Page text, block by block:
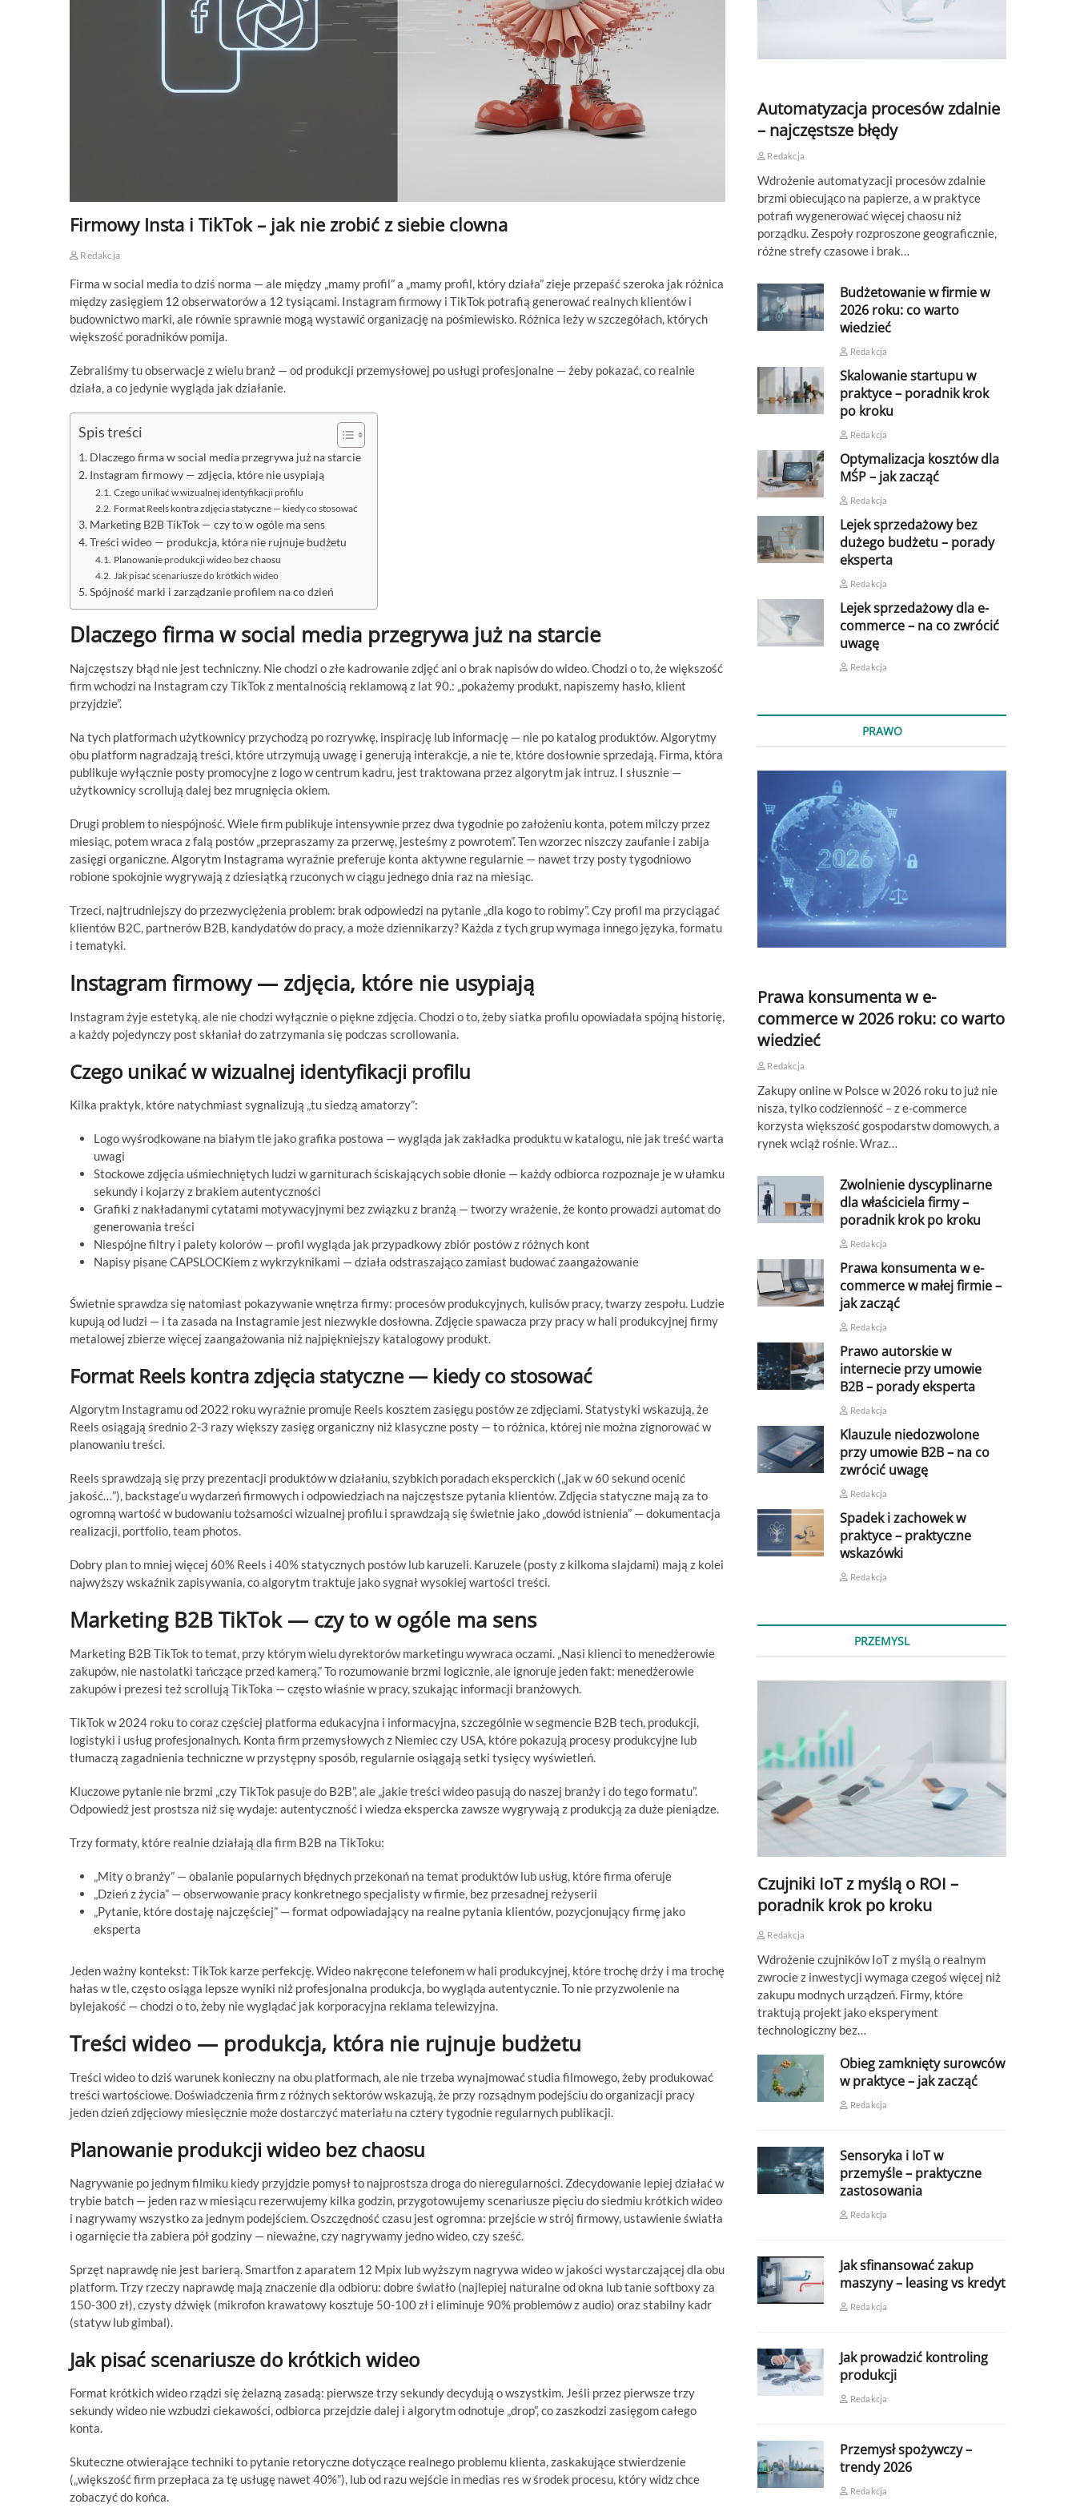
Firmowy Insta i TikTok – jak nie zrobić z siebie clowna
Redakcja
Firma w social media to dziś norma — ale między „mamy profil” a „mamy profil, który działa” zieje przepaść szeroka jak różnica
między zasięgiem 12 obserwatorów a 12 tysiącami. Instagram firmowy i TikTok potrafią generować realnych klientów i
budownictwo marki, ale równie sprawnie mogą wystawić organizację na pośmiewisko. Różnica leży w szczegółach, których
większość poradników pomija.
Zebraliśmy tu obserwacje z wielu branż — od produkcji przemysłowej po usługi profesjonalne — żeby pokazać, co realnie
działa, a co jedynie wygląda jak działanie.
Spis treści
Dlaczego firma w social media przegrywa już na starcie
Instagram firmowy — zdjęcia, które nie usypiają
Czego unikać w wizualnej identyfikacji profilu
Format Reels kontra zdjęcia statyczne — kiedy co stosować
Marketing B2B TikTok — czy to w ogóle ma sens
Treści wideo — produkcja, która nie rujnuje budżetu
Planowanie produkcji wideo bez chaosu
Jak pisać scenariusze do krótkich wideo
Spójność marki i zarządzanie profilem na co dzień
Dlaczego firma w social media przegrywa już na starcie
Najczęstszy błąd nie jest techniczny. Nie chodzi o złe kadrowanie zdjęć ani o brak napisów do wideo. Chodzi o to, że większość
firm wchodzi na Instagram czy TikTok z mentalnością reklamową z lat 90.: „pokażemy produkt, napiszemy hasło, klient
przyjdzie”.
Na tych platformach użytkownicy przychodzą po rozrywkę, inspirację lub informację — nie po katalog produktów. Algorytmy
obu platform nagradzają treści, które utrzymują uwagę i generują interakcje, a nie te, które dosłownie sprzedają. Firma, która
publikuje wyłącznie posty promocyjne z logo w centrum kadru, jest traktowana przez algorytm jak intruz. I słusznie —
użytkownicy scrollują dalej bez mrugnięcia okiem.
Drugi problem to niespójność. Wiele firm publikuje intensywnie przez dwa tygodnie po założeniu konta, potem milczy przez
miesiąc, potem wraca z falą postów „przepraszamy za przerwę, jesteśmy z powrotem”. Ten wzorzec niszczy zaufanie i zabija
zasięgi organiczne. Algorytm Instagrama wyraźnie preferuje konta aktywne regularnie — nawet trzy posty tygodniowo
robione spokojnie wygrywają z dziesiątką rzuconych w ciągu jednego dnia raz na miesiąc.
Trzeci, najtrudniejszy do przezwyciężenia problem: brak odpowiedzi na pytanie „dla kogo to robimy”. Czy profil ma przyciągać
klientów B2C, partnerów B2B, kandydatów do pracy, a może dziennikarzy? Każda z tych grup wymaga innego języka, formatu
i tematyki.
Instagram firmowy — zdjęcia, które nie usypiają
Instagram żyje estetyką, ale nie chodzi wyłącznie o piękne zdjęcia. Chodzi o to, żeby siatka profilu opowiadała spójną historię,
a każdy pojedynczy post skłaniał do zatrzymania się podczas scrollowania.
Czego unikać w wizualnej identyfikacji profilu
Kilka praktyk, które natychmiast sygnalizują „tu siedzą amatorzy”:
Logo wyśrodkowane na białym tle jako grafika postowa — wygląda jak zakładka produktu w katalogu, nie jak treść warta
uwagi
Stockowe zdjęcia uśmiechniętych ludzi w garniturach ściskających sobie dłonie — każdy odbiorca rozpoznaje je w ułamku
sekundy i kojarzy z brakiem autentyczności
Grafiki z nakładanymi cytatami motywacyjnymi bez związku z branżą — tworzy wrażenie, że konto prowadzi automat do
generowania treści
Niespójne filtry i palety kolorów — profil wygląda jak przypadkowy zbiór postów z różnych kont
Napisy pisane CAPSLOCKiem z wykrzyknikami — działa odstraszająco zamiast budować zaangażowanie
Świetnie sprawdza się natomiast pokazywanie wnętrza firmy: procesów produkcyjnych, kulisów pracy, twarzy zespołu. Ludzie
kupują od ludzi — i ta zasada na Instagramie jest niezwykle dosłowna. Zdjęcie spawacza przy pracy w hali produkcyjnej firmy
metalowej zbierze więcej zaangażowania niż najpiękniejszy katalogowy produkt.
Format Reels kontra zdjęcia statyczne — kiedy co stosować
Algorytm Instagramu od 2022 roku wyraźnie promuje Reels kosztem zasięgu postów ze zdjęciami. Statystyki wskazują, że
Reels osiągają średnio 2-3 razy większy zasięg organiczny niż klasyczne posty — to różnica, której nie można zignorować w
planowaniu treści.
Reels sprawdzają się przy prezentacji produktów w działaniu, szybkich poradach eksperckich („jak w 60 sekund ocenić
jakość…”), backstage’u wydarzeń firmowych i odpowiedziach na najczęstsze pytania klientów. Zdjęcia statyczne mają za to
ogromną wartość w budowaniu tożsamości wizualnej profilu i sprawdzają się świetnie jako „dowód istnienia” — dokumentacja
realizacji, portfolio, team photos.
Dobry plan to mniej więcej 60% Reels i 40% statycznych postów lub karuzeli. Karuzele (posty z kilkoma slajdami) mają z kolei
najwyższy wskaźnik zapisywania, co algorytm traktuje jako sygnał wysokiej wartości treści.
Marketing B2B TikTok — czy to w ogóle ma sens
Marketing B2B TikTok to temat, przy którym wielu dyrektorów marketingu wywraca oczami. „Nasi klienci to menedżerowie
zakupów, nie nastolatki tańczące przed kamerą.” To rozumowanie brzmi logicznie, ale ignoruje jeden fakt: menedżerowie
zakupów i prezesi też scrollują TikToka — często właśnie w pracy, szukając informacji branżowych.
TikTok w 2024 roku to coraz częściej platforma edukacyjna i informacyjna, szczególnie w segmencie B2B tech, produkcji,
logistyki i usług profesjonalnych. Konta firm przemysłowych z Niemiec czy USA, które pokazują procesy produkcyjne lub
tłumaczą zagadnienia techniczne w przystępny sposób, regularnie osiągają setki tysięcy wyświetleń.
Kluczowe pytanie nie brzmi „czy TikTok pasuje do B2B”, ale „jakie treści wideo pasują do naszej branży i do tego formatu”.
Odpowiedź jest prostsza niż się wydaje: autentyczność i wiedza ekspercka zawsze wygrywają z produkcją za duże pieniądze.
Trzy formaty, które realnie działają dla firm B2B na TikToku:
„Mity o branży” — obalanie popularnych błędnych przekonań na temat produktów lub usług, które firma oferuje
„Dzień z życia” — obserwowanie pracy konkretnego specjalisty w firmie, bez przesadnej reżyserii
„Pytanie, które dostaję najczęściej” — format odpowiadający na realne pytania klientów, pozycjonujący firmę jako
eksperta
Jeden ważny kontekst: TikTok karze perfekcję. Wideo nakręcone telefonem w hali produkcyjnej, które trochę drży i ma trochę
hałas w tle, często osiąga lepsze wyniki niż profesjonalna produkcja, bo wygląda autentycznie. To nie przyzwolenie na
bylejakość — chodzi o to, żeby nie wyglądać jak korporacyjna reklama telewizyjna.
Treści wideo — produkcja, która nie rujnuje budżetu
Treści wideo to dziś warunek konieczny na obu platformach, ale nie trzeba wynajmować studia filmowego, żeby produkować
treści wartościowe. Doświadczenia firm z różnych sektorów wskazują, że przy rozsądnym podejściu do organizacji pracy
jeden dzień zdjęciowy miesięcznie może dostarczyć materiału na cztery tygodnie regularnych publikacji.
Planowanie produkcji wideo bez chaosu
Nagrywanie po jednym filmiku kiedy przyjdzie pomysł to najprostsza droga do nieregularności. Zdecydowanie lepiej działać w
trybie batch — jeden raz w miesiącu rezerwujemy kilka godzin, przygotowujemy scenariusze pięciu do siedmiu krótkich wideo
i nagrywamy wszystko za jednym podejściem. Oszczędność czasu jest ogromna: przejście w strój firmowy, ustawienie światła
i ogarnięcie tła zabiera pół godziny — nieważne, czy nagrywamy jedno wideo, czy sześć.
Sprzęt naprawdę nie jest barierą. Smartfon z aparatem 12 Mpix lub wyższym nagrywa wideo w jakości wystarczającej dla obu
platform. Trzy rzeczy naprawdę mają znaczenie dla odbioru: dobre światło (najlepiej naturalne od okna lub tanie softboxy za
150-300 zł), czysty dźwięk (mikrofon krawatowy kosztuje 50-100 zł i eliminuje 90% problemów z audio) oraz stabilny kadr
(statyw lub gimbal).
Jak pisać scenariusze do krótkich wideo
Format krótkich wideo rządzi się żelazną zasadą: pierwsze trzy sekundy decydują o wszystkim. Jeśli przez pierwsze trzy
sekundy wideo nie wzbudzi ciekawości, odbiorca przejdzie dalej i algorytm odnotuje „drop”, co zaszkodzi zasięgom całego
konta.
Skuteczne otwierające techniki to pytanie retoryczne dotyczące realnego problemu klienta, zaskakujące stwierdzenie
(„większość firm przepłaca za tę usługę nawet 40%”), lub od razu wejście in medias res w środek procesu, który widz chce
zobaczyć do końca.
Automatyzacja procesów zdalnie
– najczęstsze błędy
Redakcja
Wdrożenie automatyzacji procesów zdalnie
brzmi obiecująco na papierze, a w praktyce
potrafi wygenerować więcej chaosu niż
porządku. Zespoły rozproszone geograficznie,
różne strefy czasowe i brak…
Budżetowanie w firmie w
2026 roku: co warto
wiedzieć
Redakcja
Skalowanie startupu w
praktyce – poradnik krok
po kroku
Redakcja
Optymalizacja kosztów dla
MŚP – jak zacząć
Redakcja
Lejek sprzedażowy bez
dużego budżetu – porady
eksperta
Redakcja
Lejek sprzedażowy dla e-
commerce – na co zwrócić
uwagę
Redakcja
PRAWO
Prawa konsumenta w e-
commerce w 2026 roku: co warto
wiedzieć
Redakcja
Zakupy online w Polsce w 2026 roku to już nie
nisza, tylko codzienność – z e-commerce
korzysta większość gospodarstw domowych, a
rynek wciąż rośnie. Wraz…
Zwolnienie dyscyplinarne
dla właściciela firmy –
poradnik krok po kroku
Redakcja
Prawa konsumenta w e-
commerce w małej firmie –
jak zacząć
Redakcja
Prawo autorskie w
internecie przy umowie
B2B – porady eksperta
Redakcja
Klauzule niedozwolone
przy umowie B2B – na co
zwrócić uwagę
Redakcja
Spadek i zachowek w
praktyce – praktyczne
wskazówki
Redakcja
PRZEMYSL
Czujniki IoT z myślą o ROI –
poradnik krok po kroku
Redakcja
Wdrożenie czujników IoT z myślą o realnym
zwrocie z inwestycji wymaga czegoś więcej niż
zakupu modnych urządzeń. Firmy, które
traktują projekt jako eksperyment
technologiczny bez…
Obieg zamknięty surowców
w praktyce – jak zacząć
Redakcja
Sensoryka i IoT w
przemyśle – praktyczne
zastosowania
Redakcja
Jak sfinansować zakup
maszyny – leasing vs kredyt
Redakcja
Jak prowadzić kontroling
produkcji
Redakcja
Przemysł spożywczy –
trendy 2026
Redakcja